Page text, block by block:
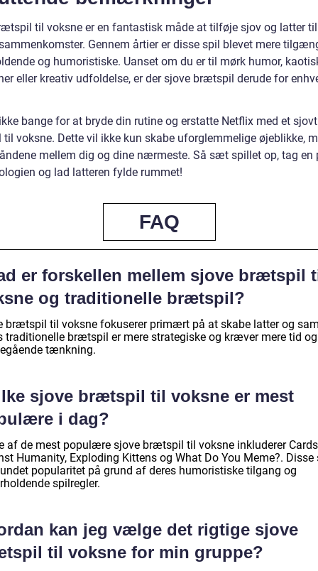
til voksne er en fantastisk måde at tilføje sjov og latter
Gennem årtier er disse spil blevet mere
og humoristiske. Uanset om du er til mørk humor,
eller kreativ udfoldelse, er der sjove brætspil derude for
bange for at bryde din rutine og erstatte Netflix med et sjovt
voksne. Dette vil ikke kun skabe uforglemmelige øjeblikke,
mellem dig og dine nærmeste. Så sæt spillet op, tag en
og lad latteren fylde rummet!
FAQ
er forskellen mellem sjove brætspil
og traditionelle brætspil?
brætspil til voksne fokuserer primært på at skabe latter og
traditionelle brætspil er mere strategiske og kræver mere tid og
tænkning.
sjove brætspil til voksne er mest
i dag?
af de mest populære sjove brætspil til voksne inkluderer Cards
Humanity, Exploding Kittens og What Do You Meme?. Disse
popularitet på grund af deres humoristiske tilgang og
spilregler.
kan jeg vælge det rigtige sjove
til voksne for min gruppe?